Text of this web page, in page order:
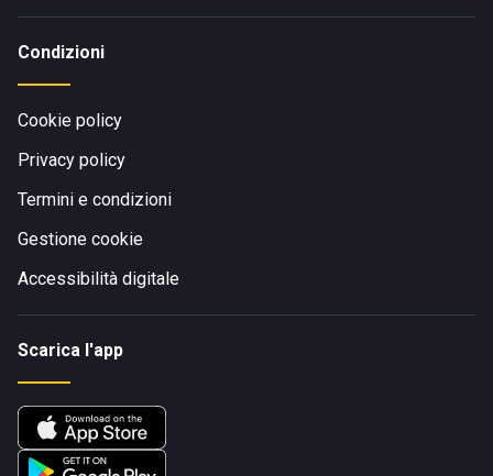
Condizioni
Cookie policy
Privacy policy
Termini e condizioni
Gestione cookie
Accessibilità digitale
Scarica l'app